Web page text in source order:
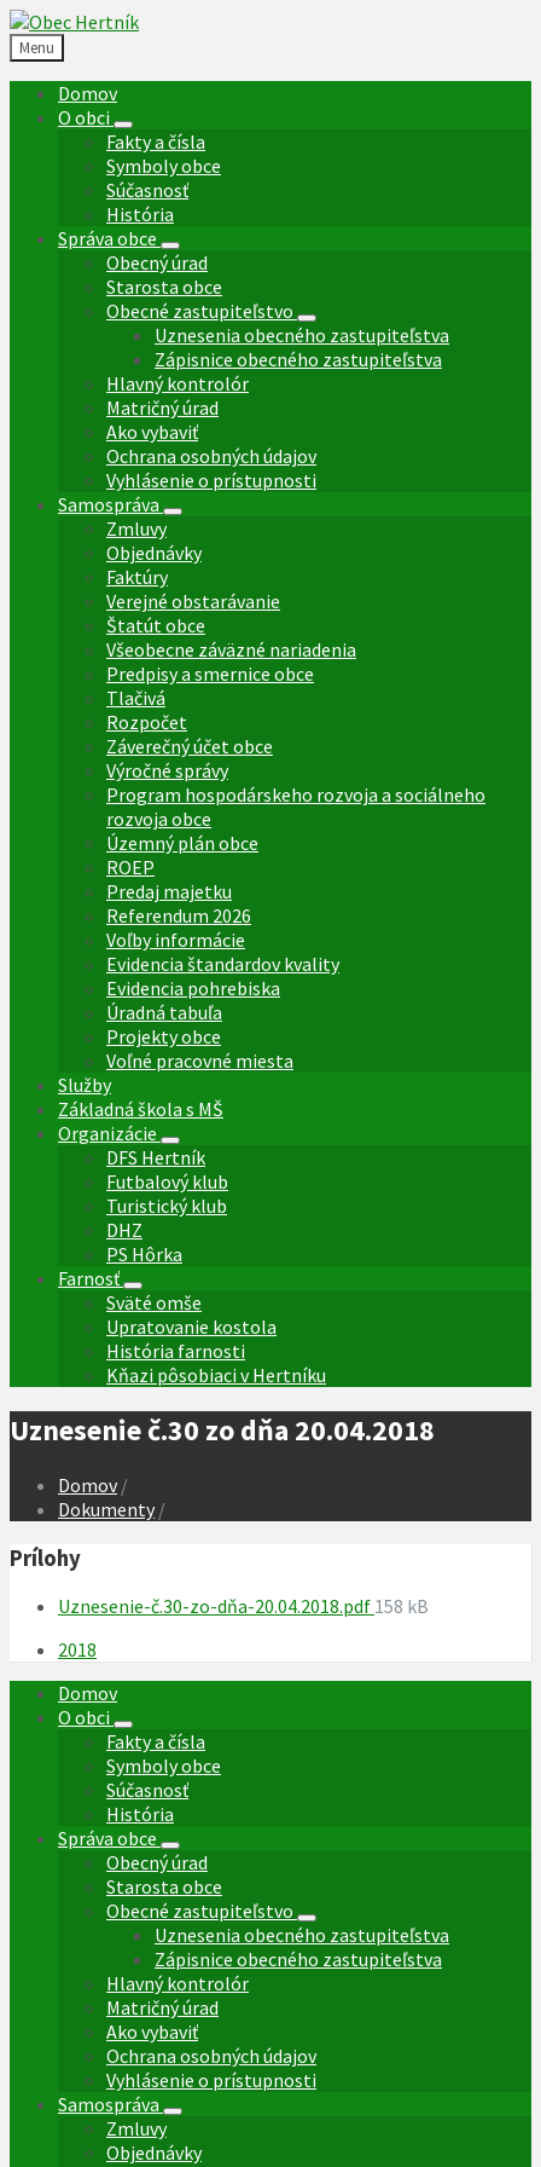
Preskočiť
na
obsah
Preskočiť
na
ľavý
panel
Preskočiť
na
pätičku
Menu
Domov
O obci
Fakty a čísla
Symboly obce
Súčasnosť
História
Správa obce
Obecný úrad
Starosta obce
Obecné zastupiteľstvo
Uznesenia obecného zastupiteľstva
Zápisnice obecného zastupiteľstva
Hlavný kontrolór
Matričný úrad
Ako vybaviť
Ochrana osobných údajov
Vyhlásenie o prístupnosti
Samospráva
Zmluvy
Objednávky
Faktúry
Verejné obstarávanie
Štatút obce
Všeobecne záväzné nariadenia
Predpisy a smernice obce
Tlačivá
Rozpočet
Záverečný účet obce
Výročné správy
Program hospodárskeho rozvoja a sociálneho
rozvoja obce
Územný plán obce
ROEP
Predaj majetku
Referendum 2026
Voľby informácie
Evidencia štandardov kvality
Evidencia pohrebiska
Úradná tabuľa
Projekty obce
Voľné pracovné miesta
Služby
Základná škola s MŠ
Organizácie
DFS Hertník
Futbalový klub
Turistický klub
DHZ
PS Hôrka
Farnosť
Sväté omše
Upratovanie kostola
História farnosti
Kňazi pôsobiaci v Hertníku
Uznesenie č.30 zo dňa 20.04.2018
Domov /
Dokumenty /
Prílohy
Uznesenie-č.30-zo-dňa-20.04.2018.pdf Veľkosť
158 kB
2018
Domov
O obci
Fakty a čísla
Symboly obce
Súčasnosť
História
Správa obce
Obecný úrad
Starosta obce
Obecné zastupiteľstvo
Uznesenia obecného zastupiteľstva
Zápisnice obecného zastupiteľstva
Hlavný kontrolór
Matričný úrad
Ako vybaviť
Ochrana osobných údajov
Vyhlásenie o prístupnosti
Samospráva
Zmluvy
Objednávky